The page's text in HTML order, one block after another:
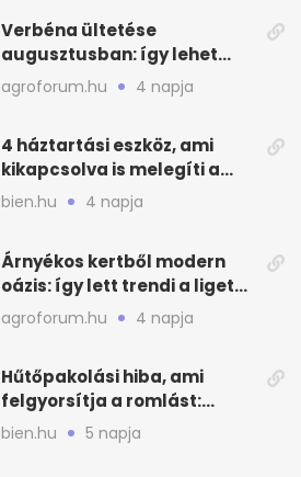
Verbéna ültetése
augusztusban: így lehet
még idén virágos a kert
agroforum.hu 4 napja
4 háztartási eszköz, ami
kikapcsolva is melegíti a
lakást
bien.hu 4 napja
Árnyékos kertből modern
oázis: így lett trendi a ligetes
zöld
agroforum.hu 4 napja
Hűtőpakolási hiba, ami
felgyorsítja a romlást:
zónákra figyelj
bien.hu 5 napja